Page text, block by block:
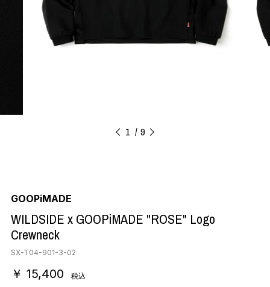
1 9
GOOPiMADE
WILDSIDE x GOOPiMADE "ROSE" Logo
Crewneck
SX-T04-901-3-02
￥ 15,400 税込